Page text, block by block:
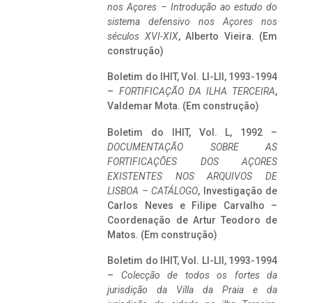
nos Açores – Introdução ao estudo do
sistema defensivo nos Açores nos
séculos XVI-XIX, Alberto Vieira. (Em
construção)
Boletim do IHIT, Vol. LI-LII, 1993-1994
– FORTIFICAÇÃO DA ILHA TERCEIRA,
Valdemar Mota. (Em construção)
Boletim do IHIT, Vol. L, 1992 –
DOCUMENTAÇÃO SOBRE AS
FORTIFICAÇÕES DOS AÇORES
EXISTENTES NOS ARQUIVOS DE
LISBOA – CATÁLOGO, Investigação de
Carlos Neves e Filipe Carvalho –
Coordenação de Artur Teodoro de
Matos. (Em construção)
Boletim do IHIT, Vol. LI-LII, 1993-1994
– Colecção de todos os fortes da
jurisdição da Villa da Praia e da